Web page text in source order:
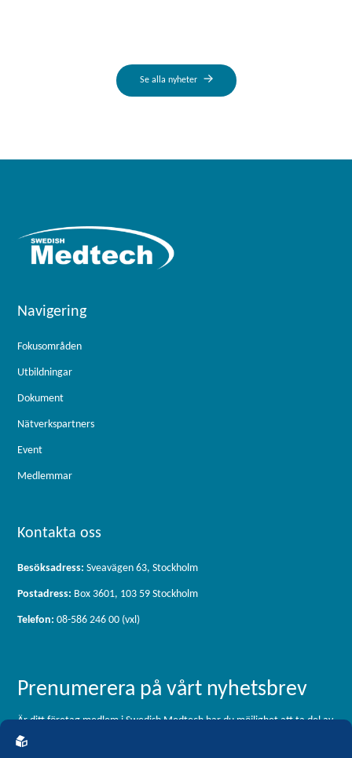
Se alla nyheter
Navigering
Fokusområden
Utbildningar
Dokument
Nätverkspartners
Event
Medlemmar
Kontakta oss
Besöksadress: Sveavägen 63, Stockholm
Postadress: Box 3601, 103 59 Stockholm
Telefon: 08-586 246 00 (vxl)
Prenumerera på vårt nyhetsbrev
Är ditt företag medlem i Swedish Medtech har du möjlighet att ta del av
vårt medlemsbrev, som skickas ut 11 gånger per år. För dig som är